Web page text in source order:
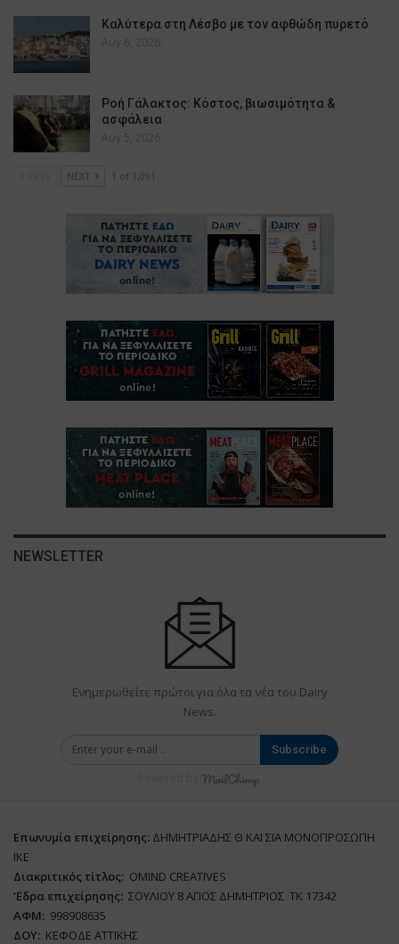
Καλύτερα στη Λέσβο με τον αφθώδη πυρετό
Αυγ 6, 2026
Ροή Γάλακτος: Κόστος, βιωσιμότητα &
ασφάλεια
Αυγ 5, 2026
NEXT 1 of 1,091
NEWSLETTER
Ενημερωθείτε πρώτοι για όλα τα νέα του Dairy
News.
Subscribe
Επωνυμία επιχείρησης: ΔΗΜΗΤΡΙΑΔΗΣ Θ ΚΑΙ ΣΙΑ ΜΟΝΟΠΡΟΣΩΠΗ
ΙΚΕ
Διακριτικός τίτλος: ΟΜΙΝD CREATIVES
‘Eδρα επιχείρησης: ΣΟΥΛΙΟΥ 8 ΑΓΙΟΣ ΔΗΜΗΤΡΙΟΣ ΤΚ 17342
ΑΦΜ: 998908635
ΔΟΥ: ΚΕΦΟΔΕ ΑΤΤΙΚΗΣ